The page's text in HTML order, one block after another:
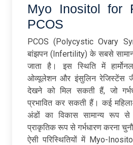
Myo Inositol for
PCOS
PCOS (Polycystic Ovary
बांझपन (Infertility) के सबसे
जाता है। इस स्थिति में
ओव्यूलेशन और इंसुलिन रेजिस्टेंस
देखने को मिल सकती हैं, जो
प्रभावित कर सकती हैं। कई
अंडों का विकास सामान्य रूप से
प्राकृतिक रूप से गर्भधारण करना
ऐसी परिस्थितियों में Myo-